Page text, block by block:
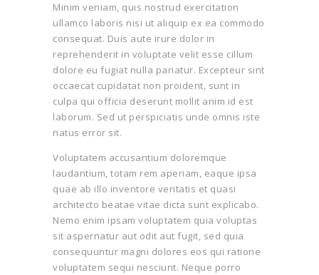
Minim veniam, quis nostrud exercitation
ullamco laboris nisi ut aliquip ex ea commodo
consequat. Duis aute irure dolor in
reprehenderit in voluptate velit esse cillum
dolore eu fugiat nulla pariatur. Excepteur sint
occaecat cupidatat non proident, sunt in
culpa qui officia deserunt mollit anim id est
laborum. Sed ut perspiciatis unde omnis iste
natus error sit.
Voluptatem accusantium doloremque
laudantium, totam rem aperiam, eaque ipsa
quae ab illo inventore veritatis et quasi
architecto beatae vitae dicta sunt explicabo.
Nemo enim ipsam voluptatem quia voluptas
sit aspernatur aut odit aut fugit, sed quia
consequuntur magni dolores eos qui ratione
voluptatem sequi nesciunt. Neque porro